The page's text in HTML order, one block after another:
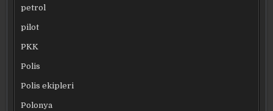
petrol
pilot
PKK
Polis
Polis ekipleri
Polonya